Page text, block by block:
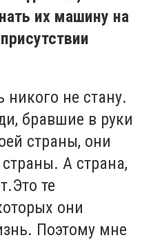
их машину на
никого не стану.
бравшие в руки
страны, они
А страна,
те
они
Поэтому мне